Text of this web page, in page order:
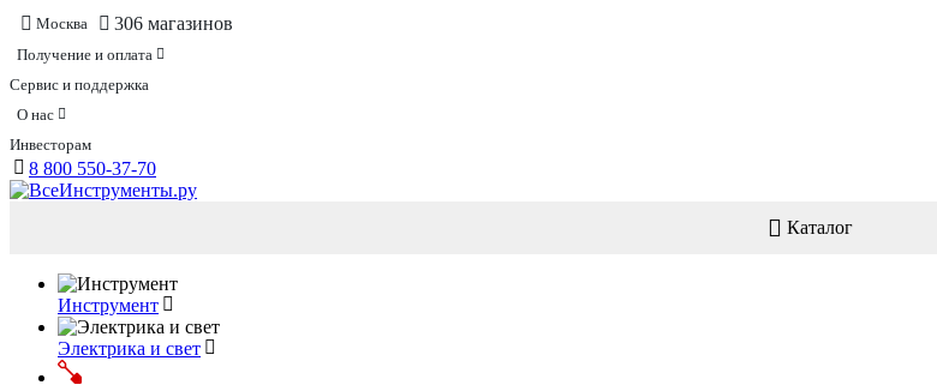
Москва 306 магазинов
Получение и оплата
Сервис и поддержка
О нас
Инвесторам
8 800 550-37-70
Каталог
Инструмент
Электрика и свет